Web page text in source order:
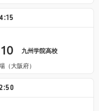
10 九州学院高校
（大阪府）